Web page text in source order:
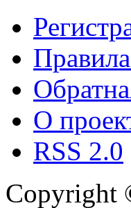
О
RSS 2.0
Copyright